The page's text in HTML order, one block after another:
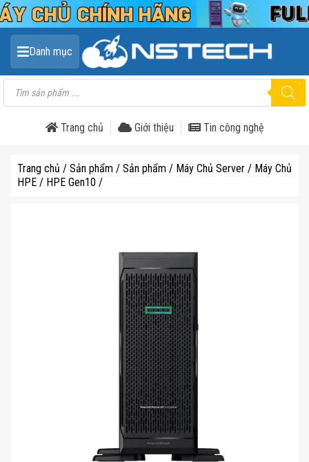
Danh mục
Tìm
kiếm
sản
Trang chủ
Giới thiệu Tin công nghệ
Trang chủ / Sản phẩm / Sản phẩm / Máy Chủ Server / Máy Chủ
HPE / HPE Gen10 /